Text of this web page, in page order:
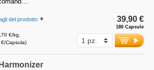
del prodotto
€/kg,
Capsula)
180 Capsule
39,90 €